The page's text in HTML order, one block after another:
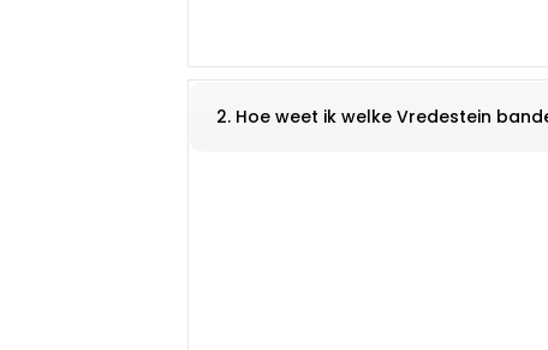
2. Hoe weet ik welke Vredestein